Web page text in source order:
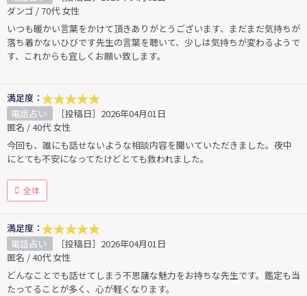
ダンゴ / 70代 女性
いつも暖かい言葉をかけて頂きありがとうございます、まだまだ気持ちが
落ち着かないひびです先生の言葉を聴いて、少しは気持ちが変わるようで
す、これからも宜しくお願い致します。
満足度：
電話占い
［投稿日］2026年04月01日
匿名 / 40代 女性
今回も、誰にも話せないような相談内容を聞いていただきました。夜中
にとても不安になってたけどとても救われました。
全体
満足度：
電話占い
［投稿日］2026年04月01日
匿名 / 40代 女性
どんなことでも話せてしまう不思議な魅力をお持ちな先生です。鑑定も当
たってることが多く、心が軽くなります。